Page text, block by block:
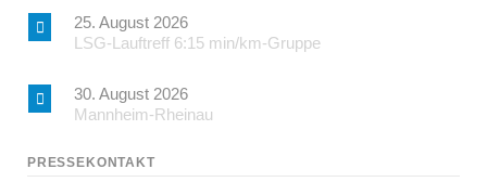
25. August 2026
LSG-Lauftreff 6:15 min/km-Gruppe
30. August 2026
Mannheim-Rheinau
PRESSEKONTAKT